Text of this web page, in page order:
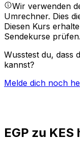
Wir verwenden
Umrechner. Dies
Diesen Kurs
Sendekurse prüfen.
Wusstest du, dass
kannst?
Melde dich noch
EGP zu